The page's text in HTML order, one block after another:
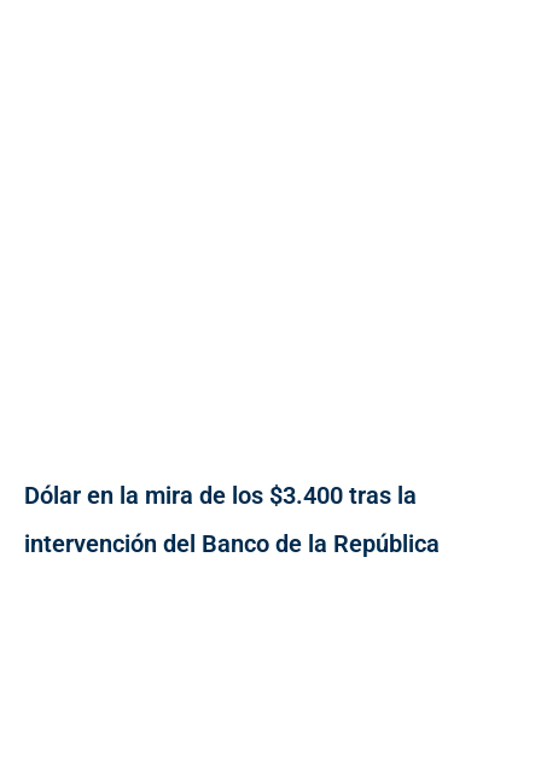
Dólar en la mira de los $3.400 tras la
intervención del Banco de la República